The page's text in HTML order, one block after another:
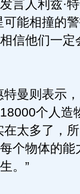
人利兹·特
能相撞的
信他们一定
曼则表示，
个人造
太多了，
个物体的能
。”